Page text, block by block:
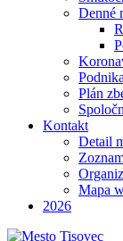
Denné
Plán
Kontakt
Detail
Mapa
2026